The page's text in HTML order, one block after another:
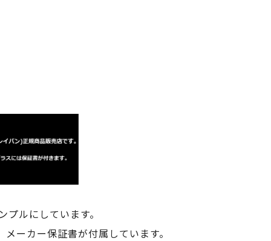
ルにしています。
ーカー保証書が付属しています。